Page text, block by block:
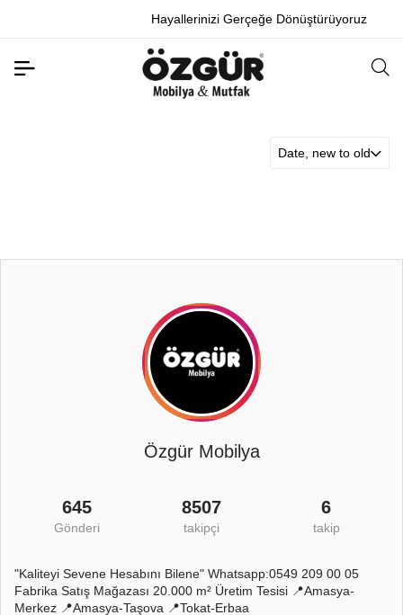
Hayallerinizi Gerçeğe Dönüştürüyoruz
Date, new to old
Özgür Mobilya
645
Gönderi
8507
takipçi
6
takip
"Kaliteyi Sevene Hesabını Bilene" Whatsapp:0549 209 00 05
Fabrika Satış Mağazası 20.000 m² Üretim Tesisi 📍Amasya-
Merkez 📍Amasya-Taşova 📍Tokat-Erbaa